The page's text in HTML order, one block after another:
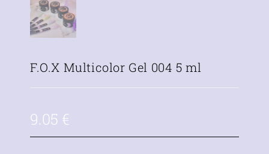
F.O.X Multicolor Gel 004 5 ml
9.05 €